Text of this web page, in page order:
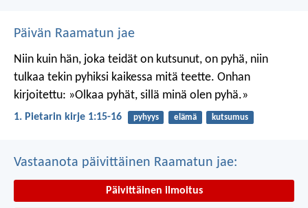
Päivän Raamatun jae
Niin kuin hän, joka teidät on kutsunut, on pyhä, niin
tulkaa tekin pyhiksi kaikessa mitä teette. Onhan
kirjoitettu: »Olkaa pyhät, sillä minä olen pyhä.»
1. Pietarin kirje 1:15-16 pyhyys elämä kutsumus
Vastaanota päivittäinen Raamatun jae:
Päivittäinen ilmoitus